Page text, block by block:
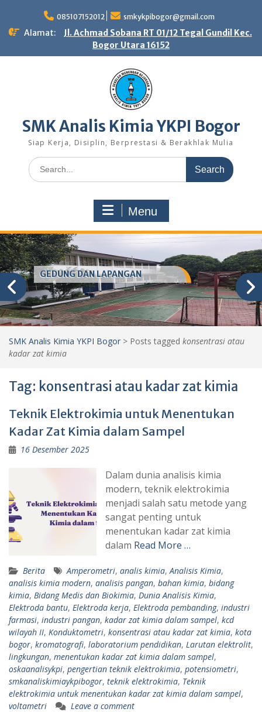
content
085107152012 smkykpibogor@gmail.com
Alamat:
Jl. Achmad Sobana RT 01/12 Tegal Gundil Kec.
Bogor Utara 16152
SMK Analis Kimia YKPI Bogor
Siap Kerja, Disiplin, Berprestasi & Berakhlak Mulia
Search
for:
Menu
GEDUNG DAN LAPANGAN
SMK Analis Kimia YKPI Bogor > Posts tagged konsentrasi atau
kadar zat kimia
Tag: konsentrasi atau kadar zat kimia
Teknik Elektrokimia untuk Menentukan
Kadar Zat Kimia dalam Sampel
16 Desember 2025
Dalam dunia analisis kimia
modern, teknik elektrokimia
menjadi salah satu metode yang
sangat penting untuk
menentukan kadar zat kimia
dalam Read More …
Berita Amperometri, analis kimia, Analisis Kimia,
analisis kimia modern, analisis pangan, bahan kimia, bidang
kimia, Bidang Medis dan Biokimia, Dunia Analisis Kimia,
Elektroda bantu, Elektroda kerja, Elektroda pembanding, industri
farmasi, industri pangan, kadar zat kimia dalam sampel, kcd
wilayah II, Konduktometri, konsentrasi atau kadar zat kimia, kota
bogor, kromatografi, laboratorium pendidikan, Larutan elektrolit,
lingkungan, menentukan kadar zat kimia dalam sampel,
oskaanalisykpi, pengertian teknik elektrokimia, potensiometri,
smkanaliskimiaykpibogor, teknik elektrokimia, Teknik
elektrokimia untuk menentukan kadar zat kimia dalam sampel,
voltametri
Leave a comment